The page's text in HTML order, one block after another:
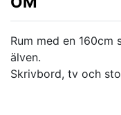
Rum med en 160cm
älven.
Skrivbord, tv och